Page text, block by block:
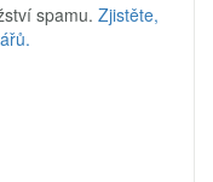
spamu. Zjistěte,